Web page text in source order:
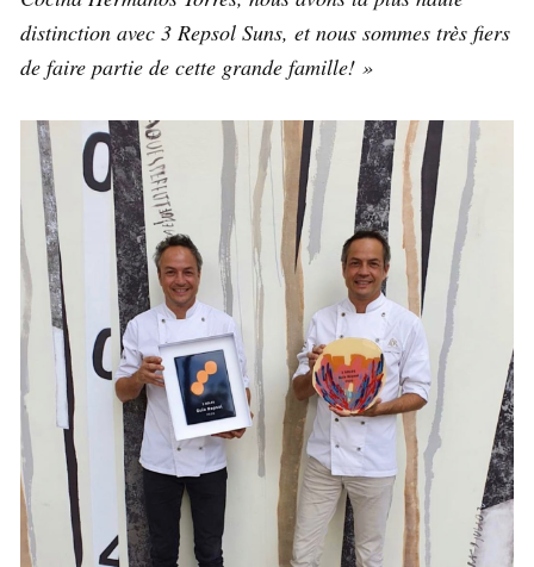
distinction avec 3 Repsol Suns, et nous sommes très fiers
de faire partie de cette grande famille! »